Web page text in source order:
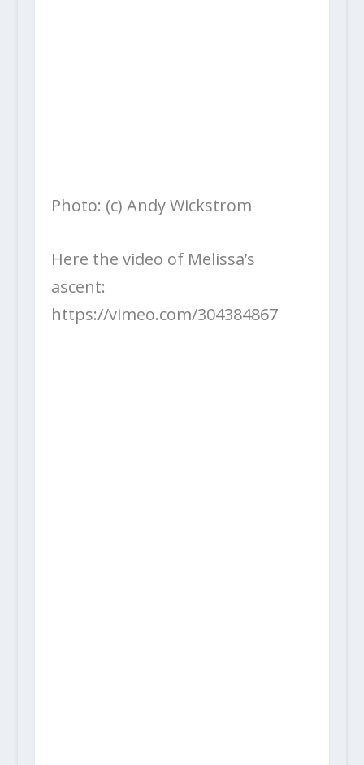
Photo: (c) Andy Wickstrom
Here the video of Melissa’s
ascent:
https://vimeo.com/304384867